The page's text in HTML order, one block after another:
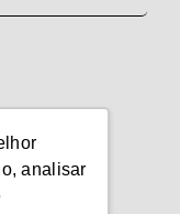
analisar